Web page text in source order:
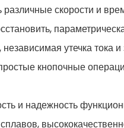
скорости и
утечка
кнопочные
и надежность